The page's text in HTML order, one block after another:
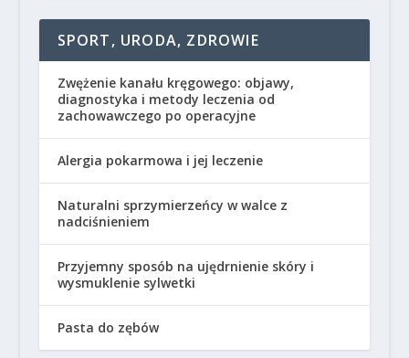
SPORT, URODA, ZDROWIE
Zwężenie kanału kręgowego: objawy,
diagnostyka i metody leczenia od
zachowawczego po operacyjne
Alergia pokarmowa i jej leczenie
Naturalni sprzymierzeńcy w walce z
nadciśnieniem
Przyjemny sposób na ujędrnienie skóry i
wysmuklenie sylwetki
Pasta do zębów